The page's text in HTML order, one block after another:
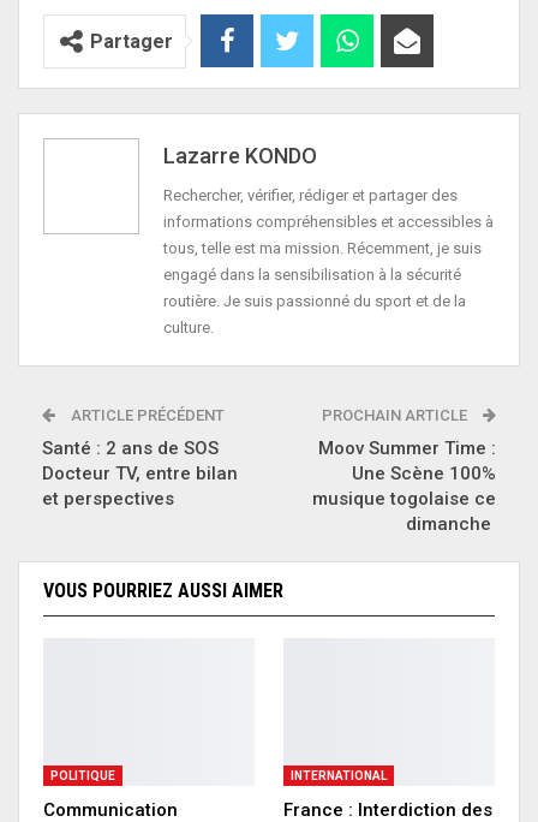
Partager
Lazarre KONDO
Rechercher, vérifier, rédiger et partager des
informations compréhensibles et accessibles à
tous, telle est ma mission. Récemment, je suis
engagé dans la sensibilisation à la sécurité
routière. Je suis passionné du sport et de la
culture.
ARTICLE PRÉCÉDENT
Santé : 2 ans de SOS
Docteur TV, entre bilan
et perspectives
PROCHAIN ARTICLE
Moov Summer Time :
Une Scène 100%
musique togolaise ce
dimanche
VOUS POURRIEZ AUSSI AIMER
POLITIQUE
Communication
INTERNATIONAL
France : Interdiction des